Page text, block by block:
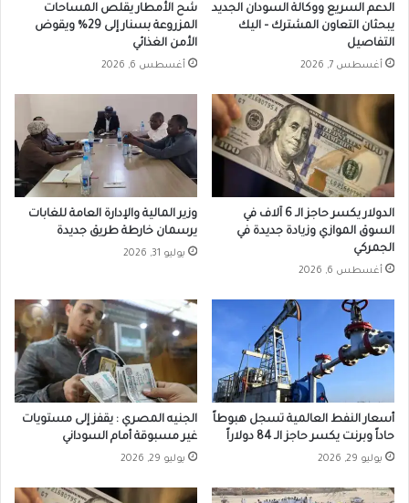
الدعم السريع ووكالة السودان الجديد
يبحثان التعاون المشترك – اليك
التفاصيل
أغسطس 7, 2026
شح الأمطار يقلص المساحات
المزروعة بسنار إلى 29% ويقوض
الأمن الغذائي
أغسطس 6, 2026
الدولار يكسر حاجز الـ 6 آلاف في
السوق الموازي وزيادة جديدة في
الجمركي
أغسطس 6, 2026
وزير المالية والإدارة العامة للغابات
يرسمان خارطة طريق جديدة
يوليو 31, 2026
أسعار النفط العالمية تسجل هبوطاً
حاداً وبرنت يكسر حاجز الـ 84 دولاراً
يوليو 29, 2026
الجنيه المصري : يقفز إلى مستويات
غير مسبوقة أمام السوداني
يوليو 29, 2026